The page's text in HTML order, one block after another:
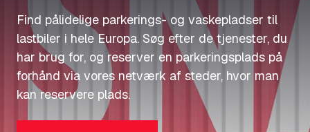
Find pålidelige parkerings- og vaskepladser til
lastbiler i hele Europa. Søg efter de tjenester, du
har brug for, og reserver en parkeringsplads på
forhånd via vores netværk af steder, hvor man
kan reservere plads.